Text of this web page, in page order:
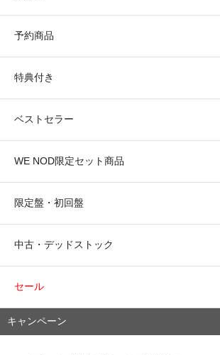
予約商品
特典付き
ベストセラー
WE NOD限定セット商品
限定盤・初回盤
中古・デッドストック
セール
キャンペーン